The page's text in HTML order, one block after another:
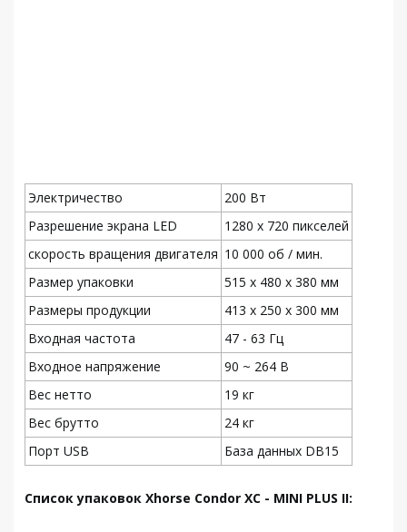
Электричество
200 Вт
Разрешение экрана LED
1280 x 720 пикселей
скорость вращения двигателя 10 000 об / мин.
Размер упаковки
515 x 480 x 380 мм
Размеры продукции
413 x 250 x 300 мм
Входная частота
47 - 63 Гц
Входное напряжение
90 ~ 264 В
Вес нетто
19 кг
Вес брутто
24 кг
Порт USB
База данных DB15
Список упаковок Xhorse Condor XC - MINI PLUS II: